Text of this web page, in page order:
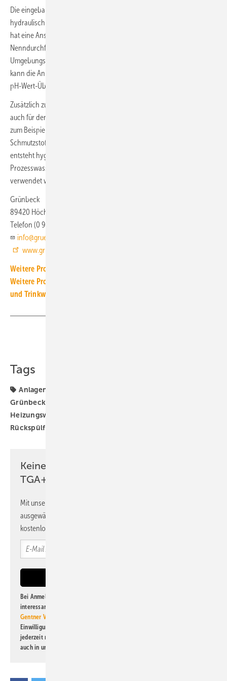
Die eingebaute Bypasspumpe ermöglicht einen einfachen und
hydraulisch unabhängigen Anschluss an das System. Die varioliQ:UF
hat eine Anschlussnennweite von DN 25 und kann bei einem
Nenndurchfluss von bis zu 3 m
Umgebungstemperatur darf zwischen 5 und 40 °C liegen. Optional
kann die Anlage auch mit einer integrierten Dosieranlage und einer
pH-Wert-Überwachung ausgestattet werden.
Zusätzlich zur Kreislaufaufbereitung ist die varioliQ:UF-Filteranlage
auch für den Einsatz mit alternativen Wasserquellen geeignet. So wird
zum Beispiel Regenwasser über die beiden Filterstufen von
Schmutzstoffen, Bakterien, Viren und Keimen befreit. Dadurch
entsteht hygienisch einwandfreies Wasser, das beispielsweise als
Prozesswasser, in Kühl- oder Klimasystemen oder zur Luftbefeuchtung
verwendet werden kann.
Grünbeck
89420 Höchstädt
Telefon (0 90 74) 4 10
info@gruenbeck.de
www.gruenbeck.de
Weitere Produkt-Meldungen zum Thema Technische Armaturen
Weitere Produkt-Meldungen zum Thema Wasseraufbereitung
und Trinkwasserhygiene
Tags
Anlagenwasser
Grünbeck
Heizungswasseraufbereitung
Rückspülfilter
Keine Zeit? Kein Problem mit dem
TGA+E Newsletter!
Mit unserem Newsletter erhalten Sie regelmäßig von uns
ausgewählte Informationen und Neuigkeiten, gebündelt und
kostenlos direkt ins Postfach.
Bei Anmeldung zu diesem Newsletter bin ich damit einverstanden, über
interessante Verlags- und Online-Angebote
Gentner Verlag GmbH & Co. KG
Einwilligung kann ich jederzeit widerrufen und eine Abmeldung ist
jederzeit möglich. Informationen zum Umgang mit Daten finden Sie
auch in unserer